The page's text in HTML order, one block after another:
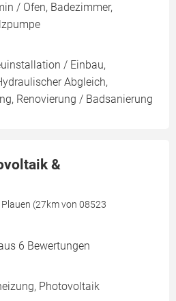
/ Ofen, Badezimmer,
/ Einbau,
Abgleich,
Renovierung / Badsanierung
&
(27km von 08523
6 Bewertungen
Photovoltaik